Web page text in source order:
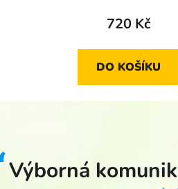
720 Kč
DO KOŠÍKU
Výborná